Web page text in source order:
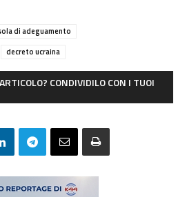
di adeguamento
decreto ucraina
CONDIVIDILO CON I TUOI